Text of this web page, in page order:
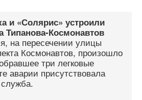
и «Солярис» устроили
Типанова-Космонавтов
на пересечении улицы
Космонавтов, произошло
три легковые
аварии присутствовала